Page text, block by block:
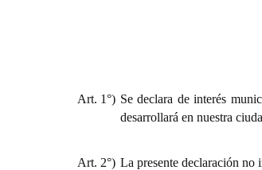
Art. 1°) Se declara de interés
desarrollará en nuestra
Art. 2°) La presente declaración no